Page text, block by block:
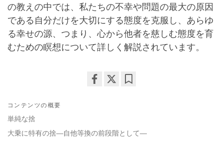
の教えの中では、私たちの不幸や問題の最大の原因
である自分だけを大切にする態度を克服し、あらゆ
る幸せの源、つまり、心から他者を慈しむ態度を育
むための瞑想について詳しく解説されています。
コンテンツの概要
単純な捨
大乗に特有の捨―自他等換の前段階として―